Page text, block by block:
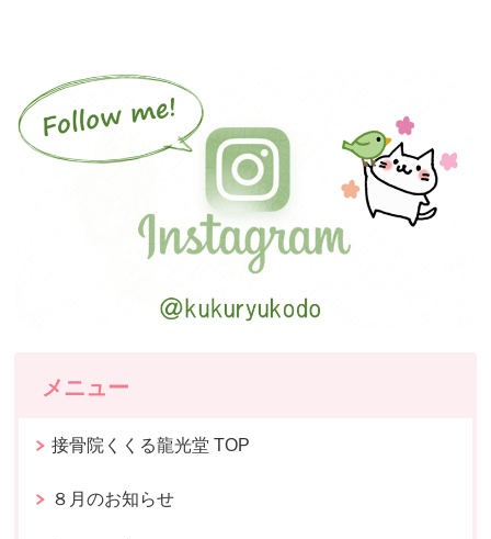
メニュー
接骨院くくる龍光堂 TOP
８月のお知らせ